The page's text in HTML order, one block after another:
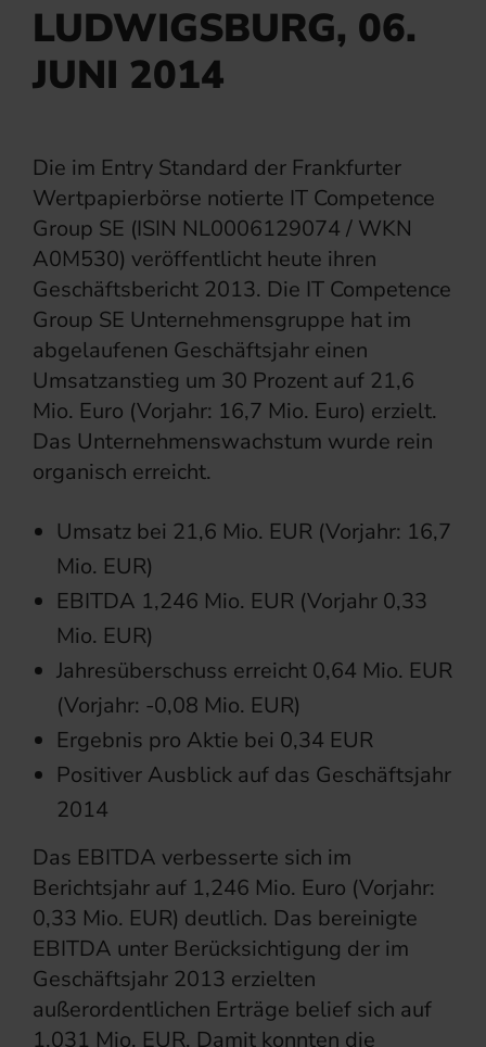
LUDWIGSBURG, 06.
JUNI 2014
Die im Entry Standard der Frankfurter
Wertpapierbörse notierte IT Competence
Group SE (ISIN NL0006129074 / WKN
A0M530) veröffentlicht heute ihren
Geschäftsbericht 2013. Die IT Competence
Group SE Unternehmensgruppe hat im
abgelaufenen Geschäftsjahr einen
Umsatzanstieg um 30 Prozent auf 21,6
Mio. Euro (Vorjahr: 16,7 Mio. Euro) erzielt.
Das Unternehmenswachstum wurde rein
organisch erreicht.
Umsatz bei 21,6 Mio. EUR (Vorjahr: 16,7
Mio. EUR)
EBITDA 1,246 Mio. EUR (Vorjahr 0,33
Mio. EUR)
Jahresüberschuss erreicht 0,64 Mio. EUR
(Vorjahr: -0,08 Mio. EUR)
Ergebnis pro Aktie bei 0,34 EUR
Positiver Ausblick auf das Geschäftsjahr
2014
Das EBITDA verbesserte sich im
Berichtsjahr auf 1,246 Mio. Euro (Vorjahr:
0,33 Mio. EUR) deutlich. Das bereinigte
EBITDA unter Berücksichtigung der im
Geschäftsjahr 2013 erzielten
außerordentlichen Erträge belief sich auf
1,031 Mio. EUR. Damit konnten die